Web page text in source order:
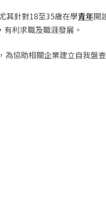
其針對18至35歲在學青年開
利求職及職涯發展。
為協助相關企業建立自我盤